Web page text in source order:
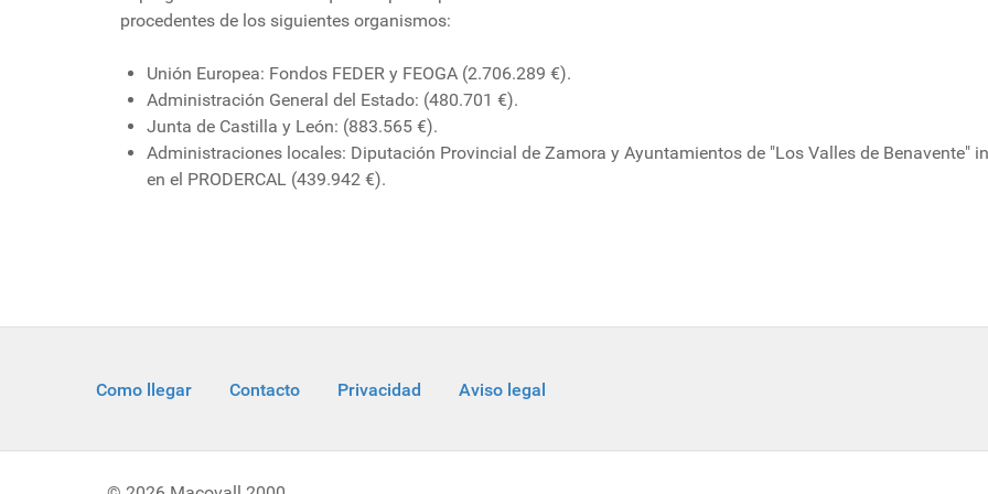
procedentes de los siguientes organismos:
Unión Europea: Fondos FEDER y FEOGA (2.706.289 €).
Administración General del Estado: (480.701 €).
Junta de Castilla y León: (883.565 €).
Administraciones locales: Diputación Provincial de Zamora y Ayuntamientos de "Los Valles de Benavente"
en el PRODERCAL (439.942 €).
Como llegar Contacto Privacidad Aviso legal